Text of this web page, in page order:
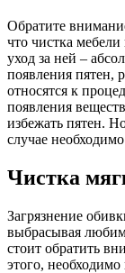
Обратите
что чистка мебели
уход за ней –
появления пятен,
относятся к
появления
избежать пятен.
случае
Чистка
Загрязнение
выбрасывая
стоит обратить
этого,